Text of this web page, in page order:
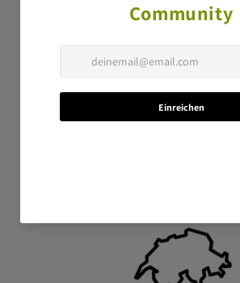
Wir sind für Sie da